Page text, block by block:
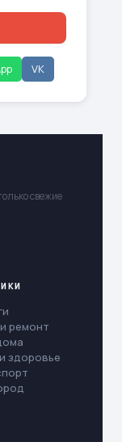
VK
свежие
ремонт
здоровье